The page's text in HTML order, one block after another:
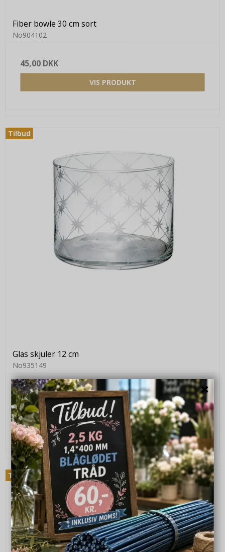
Fiber bowle 30 cm sort
No904102
45,00 DKK
VIS PRODUKT
Tilbud
Glas skjuler 12 cm
No935149
112,00 DKK
90,00 DKK
VIS PRODUKT
Tilbud